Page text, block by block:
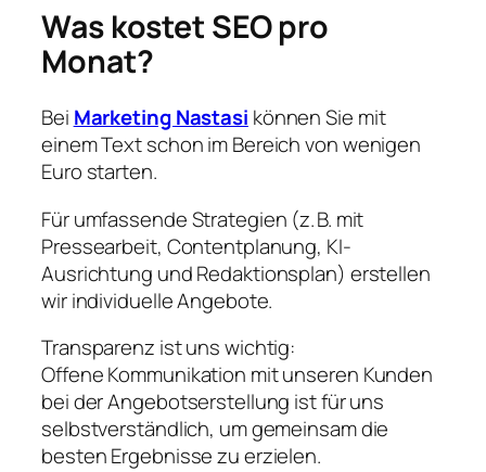
Was kostet SEO pro
Monat?
Bei Marketing Nastasi können Sie mit
einem Text schon im Bereich von wenigen
Euro starten.
Für umfassende Strategien (z. B. mit
Pressearbeit, Contentplanung, KI-
Ausrichtung und Redaktionsplan) erstellen
wir individuelle Angebote.
Transparenz ist uns wichtig:
Offene Kommunikation mit unseren Kunden
bei der Angebotserstellung ist für uns
selbstverständlich, um gemeinsam die
besten Ergebnisse zu erzielen.